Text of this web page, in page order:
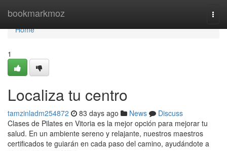
bookmarkmoz
Home
Home
1
Localiza tu centro
tamzinladm254872 83 days ago News
Discuss
Clases de Pilates en Vitoria es la mejor opción para mejorar tu
salud. En un ambiente sereno y relajante, nuestros maestros
certificados te guiarán en cada paso del camino, ayudándote a